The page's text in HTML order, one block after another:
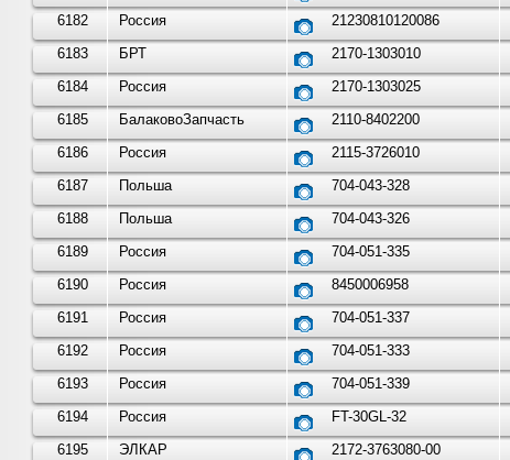
6182
Россия 21230810120086
6183
БРТ 2170-1303010
6184
Россия 2170-1303025
6185
БалаковоЗапчасть 2110-8402200
6186
Россия 2115-3726010
6187
Польша 704-043-328
6188
Польша 704-043-326
6189
Россия 704-051-335
6190
Россия 8450006958
6191
Россия 704-051-337
6192
Россия 704-051-333
6193
Россия 704-051-339
6194
Россия FT-30GL-32
6195
ЭЛКАР 2172-3763080-00